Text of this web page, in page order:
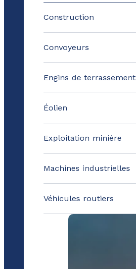
Construction
Convoyeurs
Engins de terrassement
Éolien
Exploitation minière
Machines industrielles
Véhicules routiers